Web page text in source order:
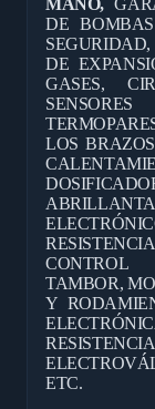
DE
DE
GASES,
LOS
CONTROL
TAMBOR,
Y
ETC.